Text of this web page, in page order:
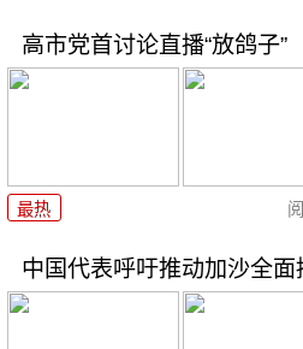
高市党首讨论直播“放鸽子
最热
中国代表呼吁推动加沙全面